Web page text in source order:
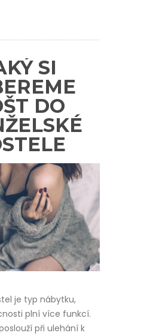
SI
DO
je typ nábytku,
plní více funkcí.
při ulehání k